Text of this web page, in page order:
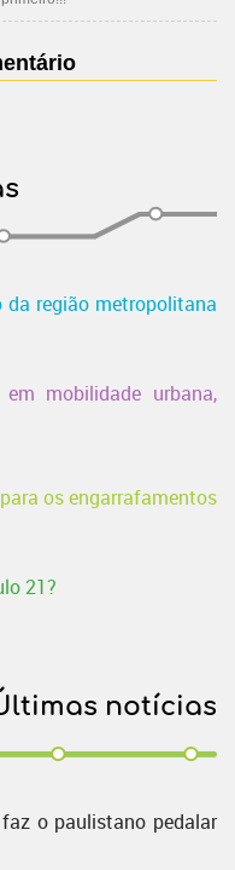
da região metropolitana
mobilidade urbana,
os engarrafamentos
21?
notícias
o paulistano pedalar